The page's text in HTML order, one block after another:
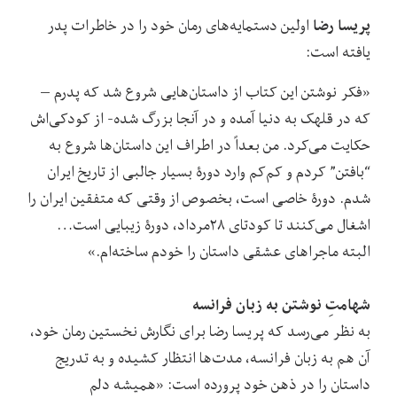
پریسا رضا اولین دستمایه‌های رمان خود را در خاطرات پدر
یافته است:
«فکر نوشتن این کتاب از داستان‌هایی شروع شد که پدرم –
که در قلهک به دنیا آمده و در آنجا بزرگ شده- از کودکی‌اش
حکایت می‌کرد. من بعداً در اطراف این داستان‌ها شروع به
“بافتن” کردم و کم‌کم وارد دورۀ بسیار جالبی از تاریخ ایران
شدم. دورۀ خاصی است، بخصوص از وقتی که متفقین ایران را
اشغال می‌کنند تا کودتای ۲۸مرداد، دورۀ زیبایی است…
البته ماجراهای عشقی داستان را خودم ساخته‌ام.»
شهامتِ نوشتن به زبان فرانسه
به نظر می‌رسد که پریسا رضا برای نگارش نخستین رمان خود،
آن هم به زبان فرانسه، مدت‌ها انتظار کشیده و به تدریج
داستان را در ذهن خود پرورده است: «همیشه دلم